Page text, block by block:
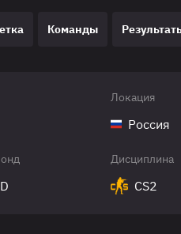
Команды
Локация
Россия
Дисциплина
CS2